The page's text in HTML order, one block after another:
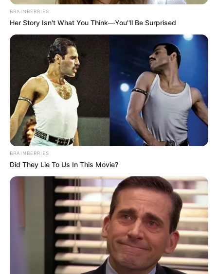
und online buchen.
Kostenlose Reiseführer
Ausflugsziele, Sehenswürdigkeiten, Museen und
Freizeitangebote im Umkreis der Alpsee Bergwelt
bei Immenstadt:
Umkreissuche Tourismus Immenstadt
Museen in und um Immenstadt
Kinderausflugsziele für Immenstadt
Kindergeburtstag feiern
Schlösser und Burgen in und um Immenstadt
Tagesausflugsziele für Immenstadt
Bademöglichkeiten
Wandern
Kinoprogramm
Angebote für Behinderte
Aussichtstürme
BRAINBERRIES
Her Story Isn't What You Think—You''ll Be Surprised
BRAINBERRIES
Did They Lie To Us In This Movie?